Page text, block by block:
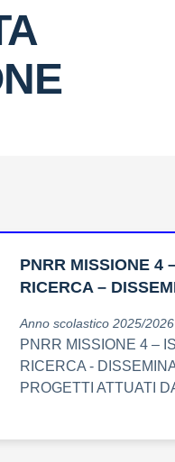
PNRR MISSIONE 4
RICERCA –
Anno scolastico 2025/2026
PNRR MISSIONE 4 –
RICERCA -
PROGETTI ATTUATI